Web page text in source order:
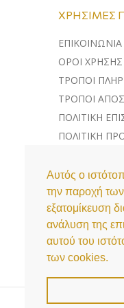
Αυτός ο
την παροχή
εξατομίκευση
ανάλυση της
αυτού του
των cookies.
ΧΡΉΣΙΜΕΣ
ΕΠΙΚΟΙΝΩΝΊΑ
ΌΡΟΙ ΧΡΉΣΗΣ
ΤΡΌΠΟΙ
ΤΡΌΠΟΙ
ΠΟΛΙΤΙΚΉ
ΠΟΛΙΤΙΚΉ